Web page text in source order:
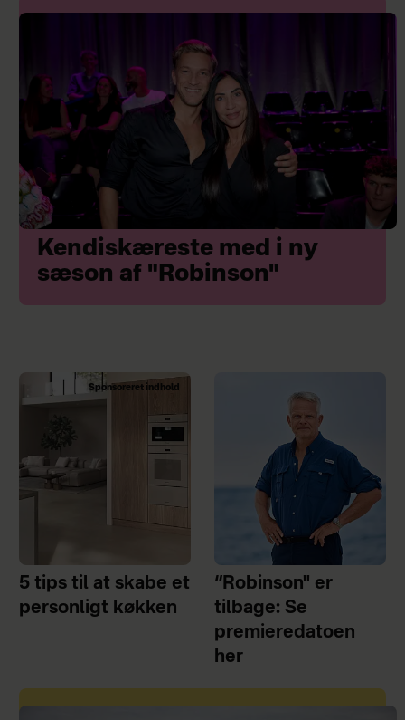
Kendiskæreste med i ny
sæson af "Robinson"
Sponsoreret indhold
5 tips til at skabe et
personligt køkken
“Robinson" er
tilbage: Se
premieredatoen
her